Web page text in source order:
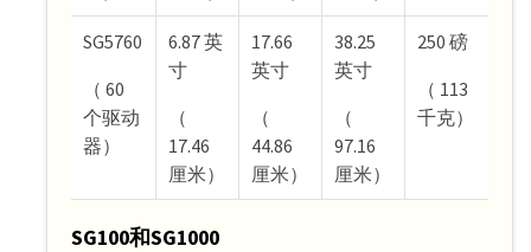
SG5760
（ 60
个驱动
器）
6.87 英
寸
（
17.46
厘米）
17.66
英寸
（
44.86
厘米）
38.25
英寸
（
97.16
厘米）
250 磅
（ 113
千克）
SG100和SG1000